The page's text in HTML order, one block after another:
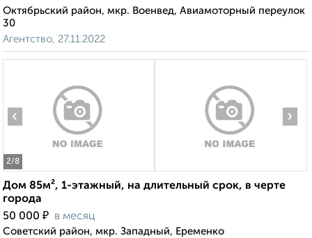
Октябрьский район, мкр. Военвед, Авиамоторный переулок
30
Агентство, 27.11.2022
2/8
‹ ›
Дом 85м², 1-этажный, на длительный срок, в черте
города
50 000 ₽ в месяц
Советский район, мкр. Западный, Еременко